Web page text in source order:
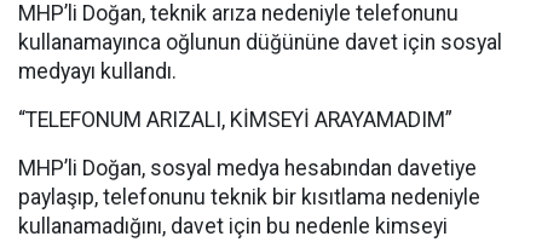
MHP’li Doğan, teknik arıza nedeniyle telefonunu
kullanamayınca oğlunun düğününe davet için sosyal
medyayı kullandı.
“TELEFONUM ARIZALI, KİMSEYİ ARAYAMADIM”
MHP’li Doğan, sosyal medya hesabından davetiye
paylaşıp, telefonunu teknik bir kısıtlama nedeniyle
kullanamadığını, davet için bu nedenle kimseyi